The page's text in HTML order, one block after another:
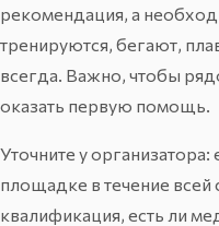
рекомендация, а
тренируются, бегают,
всегда. Важно, чтобы
оказать первую помощь.
Уточните у
площадке в течение всей
квалификация, есть ли